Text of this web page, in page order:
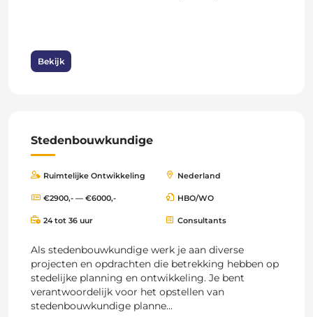
Bekijk
Stedenbouwkundige
Ruimtelijke Ontwikkeling Nederland
€2900,- — €6000,- HBO/WO
24 tot 36 uur Consultants
Als stedenbouwkundige werk je aan diverse
projecten en opdrachten die betrekking hebben op
stedelijke planning en ontwikkeling. Je bent
verantwoordelijk voor het opstellen van
stedenbouwkundige planne...